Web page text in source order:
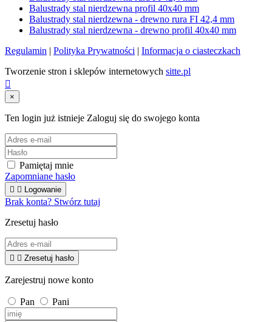
Balustrady stal nierdzewna profil 40x40 mm
Balustrady stal nierdzewna - drewno rura FI 42,4 mm
Balustrady stal nierdzewna - drewno profil 40x40 mm
Regulamin | Polityka Prywatności | Informacja o ciasteczkach
Tworzenie stron i sklepów internetowych sitte.pl

×
Ten login już istnieje Zaloguj się do swojego konta
Pamiętaj mnie
Zapomniane hasło
  Logowanie
Brak konta? Stwórz tutaj
Zresetuj hasło
  Zresetuj hasło
Zarejestruj nowe konto
Pan Pani